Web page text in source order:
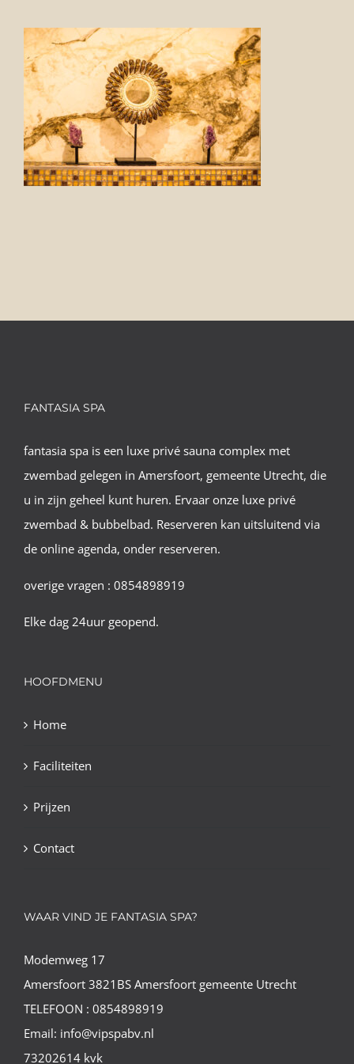
FOTO’S
INFO
OPENINGSTIJDEN
GIFTCARD
FANTASIA SPA
fantasia spa is een luxe privé sauna complex met
zwembad gelegen in Amersfoort, gemeente Utrecht, die
u in zijn geheel kunt huren. Ervaar onze luxe privé
zwembad & bubbelbad. Reserveren kan uitsluitend via
de online agenda, onder reserveren.
overige vragen : 0854898919
Elke dag 24uur geopend.
HOOFDMENU
Home
Faciliteiten
Prijzen
Contact
WAAR VIND JE FANTASIA SPA?
Modemweg 17
Amersfoort 3821BS Amersfoort gemeente Utrecht
TELEFOON : 0854898919
Email: info@vipspabv.nl
73202614 kvk